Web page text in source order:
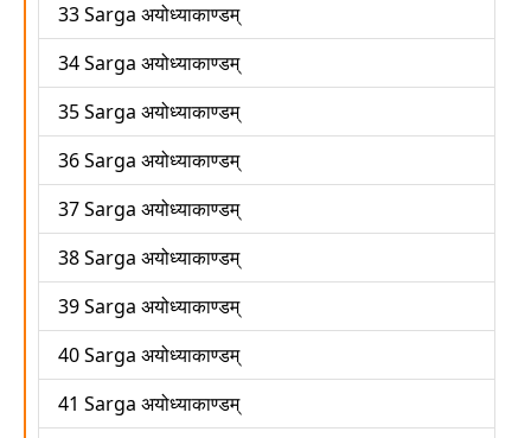
33 Sarga अयोध्याकाण्डम्
34 Sarga अयोध्याकाण्डम्
35 Sarga अयोध्याकाण्डम्
36 Sarga अयोध्याकाण्डम्
37 Sarga अयोध्याकाण्डम्
38 Sarga अयोध्याकाण्डम्
39 Sarga अयोध्याकाण्डम्
40 Sarga अयोध्याकाण्डम्
41 Sarga अयोध्याकाण्डम्